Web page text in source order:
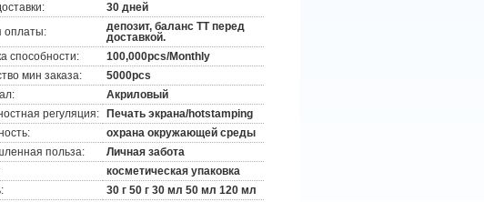
30 дней
оплаты:
депозит, баланс TT перед
доставкой.
способности:
100,000pcs/Monthly
мин заказа:
5000pcs
Акриловый
регуляция:
Печать экрана/hotstamping
охрана окружающей среды
польза:
Личная забота
косметическая упаковка
30 г 50 г 30 мл 50 мл 120 мл